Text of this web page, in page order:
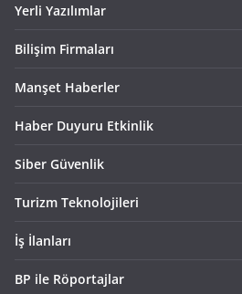
Yerli Yazılımlar
Bilişim Firmaları
Manşet Haberler
Haber Duyuru Etkinlik
Siber Güvenlik
Turizm Teknolojileri
İş İlanları
BP ile Röportajlar